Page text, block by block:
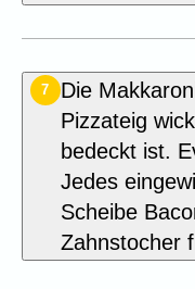
7
Die
Pizzateig
bedeckt ist.
Jedes
Scheibe
Zahnstocher